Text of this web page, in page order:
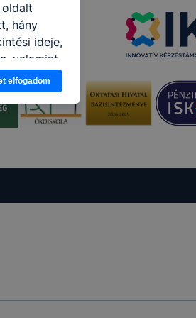
hány
ideje,
valamint
elfogadom